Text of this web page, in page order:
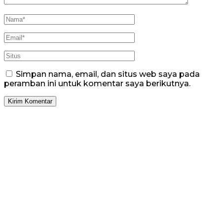
Simpan nama, email, dan situs web saya pada
peramban ini untuk komentar saya berikutnya.